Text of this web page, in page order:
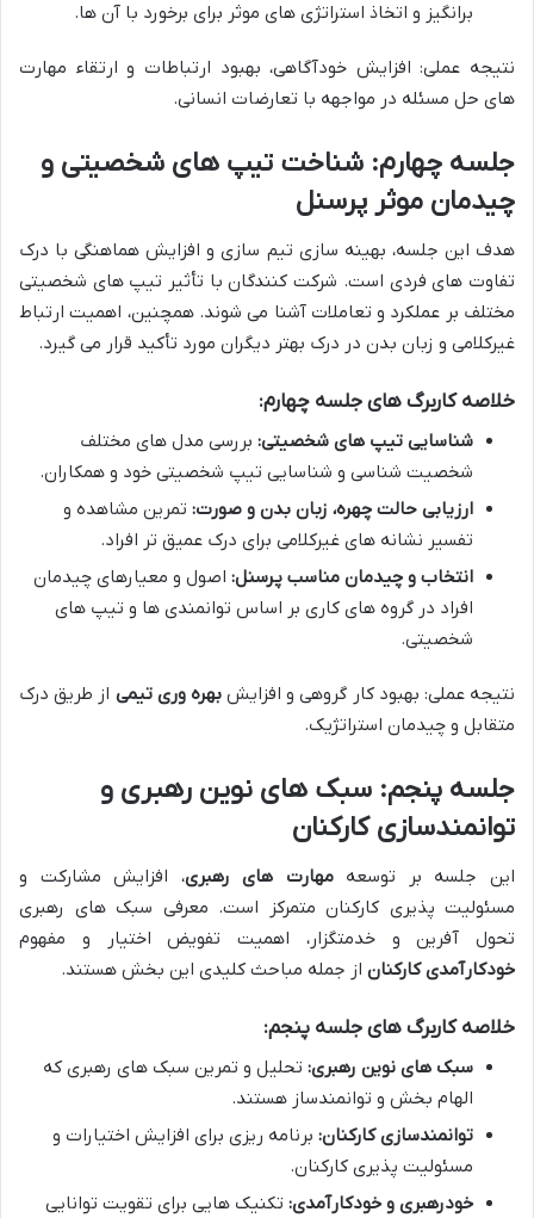
برانگیز و اتخاذ استراتژی های موثر برای برخورد با آن ها.
نتیجه عملی: افزایش خودآگاهی، بهبود ارتباطات و ارتقاء مهارت
های حل مسئله در مواجهه با تعارضات انسانی.
جلسه چهارم: شناخت تیپ های شخصیتی و
چیدمان موثر پرسنل
هدف این جلسه، بهینه سازی تیم سازی و افزایش هماهنگی با درک
تفاوت های فردی است. شرکت کنندگان با تأثیر تیپ های شخصیتی
مختلف بر عملکرد و تعاملات آشنا می شوند. همچنین، اهمیت ارتباط
غیرکلامی و زبان بدن در درک بهتر دیگران مورد تأکید قرار می گیرد.
خلاصه کاربرگ های جلسه چهارم:
شناسایی تیپ های شخصیتی: بررسی مدل های مختلف
شخصیت شناسی و شناسایی تیپ شخصیتی خود و همکاران.
ارزیابی حالت چهره، زبان بدن و صورت: تمرین مشاهده و
تفسیر نشانه های غیرکلامی برای درک عمیق تر افراد.
انتخاب و چیدمان مناسب پرسنل: اصول و معیارهای چیدمان
افراد در گروه های کاری بر اساس توانمندی ها و تیپ های
شخصیتی.
نتیجه عملی: بهبود کار گروهی و افزایشبهره وری تیمی از طریق درک
متقابل و چیدمان استراتژیک.
جلسه پنجم: سبک های نوین رهبری و
توانمندسازی کارکنان
این جلسه بر توسعهمهارت های رهبری، افزایش مشارکت و
مسئولیت پذیری کارکنان متمرکز است. معرفی سبک های رهبری
تحول آفرین و خدمتگزار، اهمیت تفویض اختیار و مفهوم
خودکارآمدی کارکنان از جمله مباحث کلیدی این بخش هستند.
خلاصه کاربرگ های جلسه پنجم:
سبک های نوین رهبری: تحلیل و تمرین سبک های رهبری که
الهام بخش و توانمندساز هستند.
توانمندسازی کارکنان: برنامه ریزی برای افزایش اختیارات و
مسئولیت پذیری کارکنان.
خودرهبری و خودکارآمدی: تکنیک هایی برای تقویت توانایی